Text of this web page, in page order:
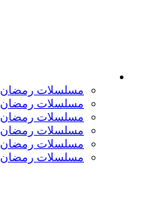
مسلسلات رمضان 2026
مسلسلات رمضان 2025
مسلسلات رمضان 2024
مسلسلات رمضان 2023
مسلسلات رمضان 2022
مسلسلات رمضان 2021